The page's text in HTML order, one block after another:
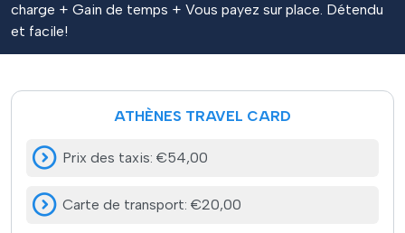
charge + Gain de temps + Vous payez sur place. Détendu
et facile!
ATHÈNES TRAVEL CARD
Prix des taxis: €54,00
Carte de transport: €20,00